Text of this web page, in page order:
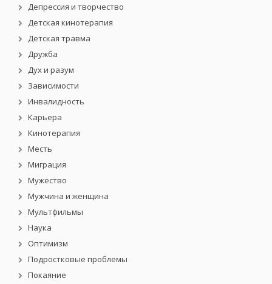
Депрессия и творчество
Детская кинотерапия
Детская травма
Дружба
Дух и разум
Зависимости
Инвалидность
Карьера
Кинотерапия
Месть
Миграция
Мужество
Мужчина и женщина
Мультфильмы
Наука
Оптимизм
Подростковые проблемы
Покаяние